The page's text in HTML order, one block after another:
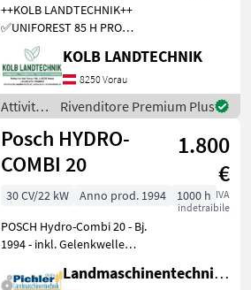
++KOLB LANDTECHNIK++
✅UNIFOREST 85 H PRO
Funkseilwinde ✅8, 5t
Zugkraft ✅200cm
Schildbreite
✅hydraulischer Seilausstoß
✅inkl. TERRA Profi Funk -
Ziehen / Kurzl
KOLB LANDTECHNIK
8250 Vorau
Attività
forestali
e
lavorazione
del
legno /
Rivenditore Premium Plus
Posch HYDRO-
COMBI 20
1.800
€
IVA
indetraibile
30 CV/22 kW Anno prod. 1994
1000 h
POSCH Hydro-Combi 20 - Bj.
1994 - inkl. Gelenkwelle
Zustand! Der Holzspalter
Landmaschinentechnik Pichler GmbH